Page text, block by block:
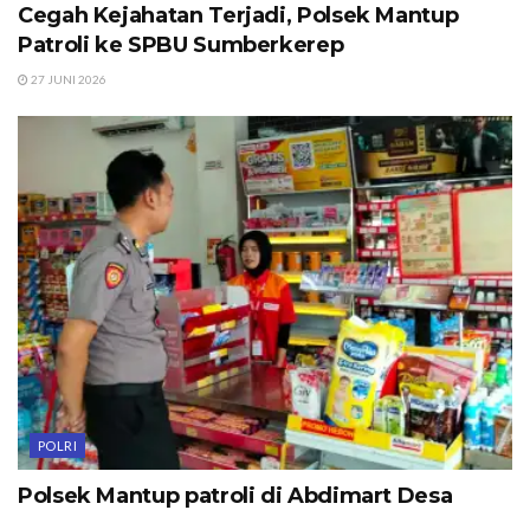
Cegah Kejahatan Terjadi, Polsek Mantup
Patroli ke SPBU Sumberkerep
27 JUNI 2026
POLRI
Polsek Mantup patroli di Abdimart Desa